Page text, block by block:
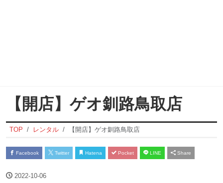
【開店】ゲオ釧路鳥取店
TOP レンタル 【開店】ゲオ釧路鳥取店
Facebook Twitter Hatena Pocket LINE Share
2022-10-06